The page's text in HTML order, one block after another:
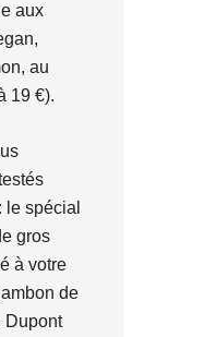
aux
au
19 €).
spécial
gros
à votre
de
Dupont